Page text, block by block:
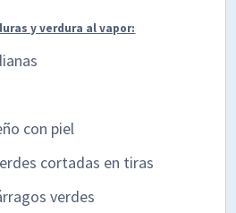
y verdura al vapor:
con piel
cortadas en tiras
verdes